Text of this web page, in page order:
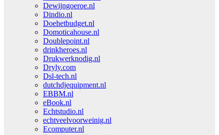
Dewijngoeroe.nl
Dindio.nl
Doehetbudget.nl
Domoticahouse.nl
Doublepoint.nl
drinkheroes.nl
Drukwerknodig.nl
Dryly.com
Dsl-tech.nl
dutchdjequipment.nl
EBBM.nl
eBook.nl
Echtstudio.nl
echtveelvoorweinig.nl
Ecomputer.nl